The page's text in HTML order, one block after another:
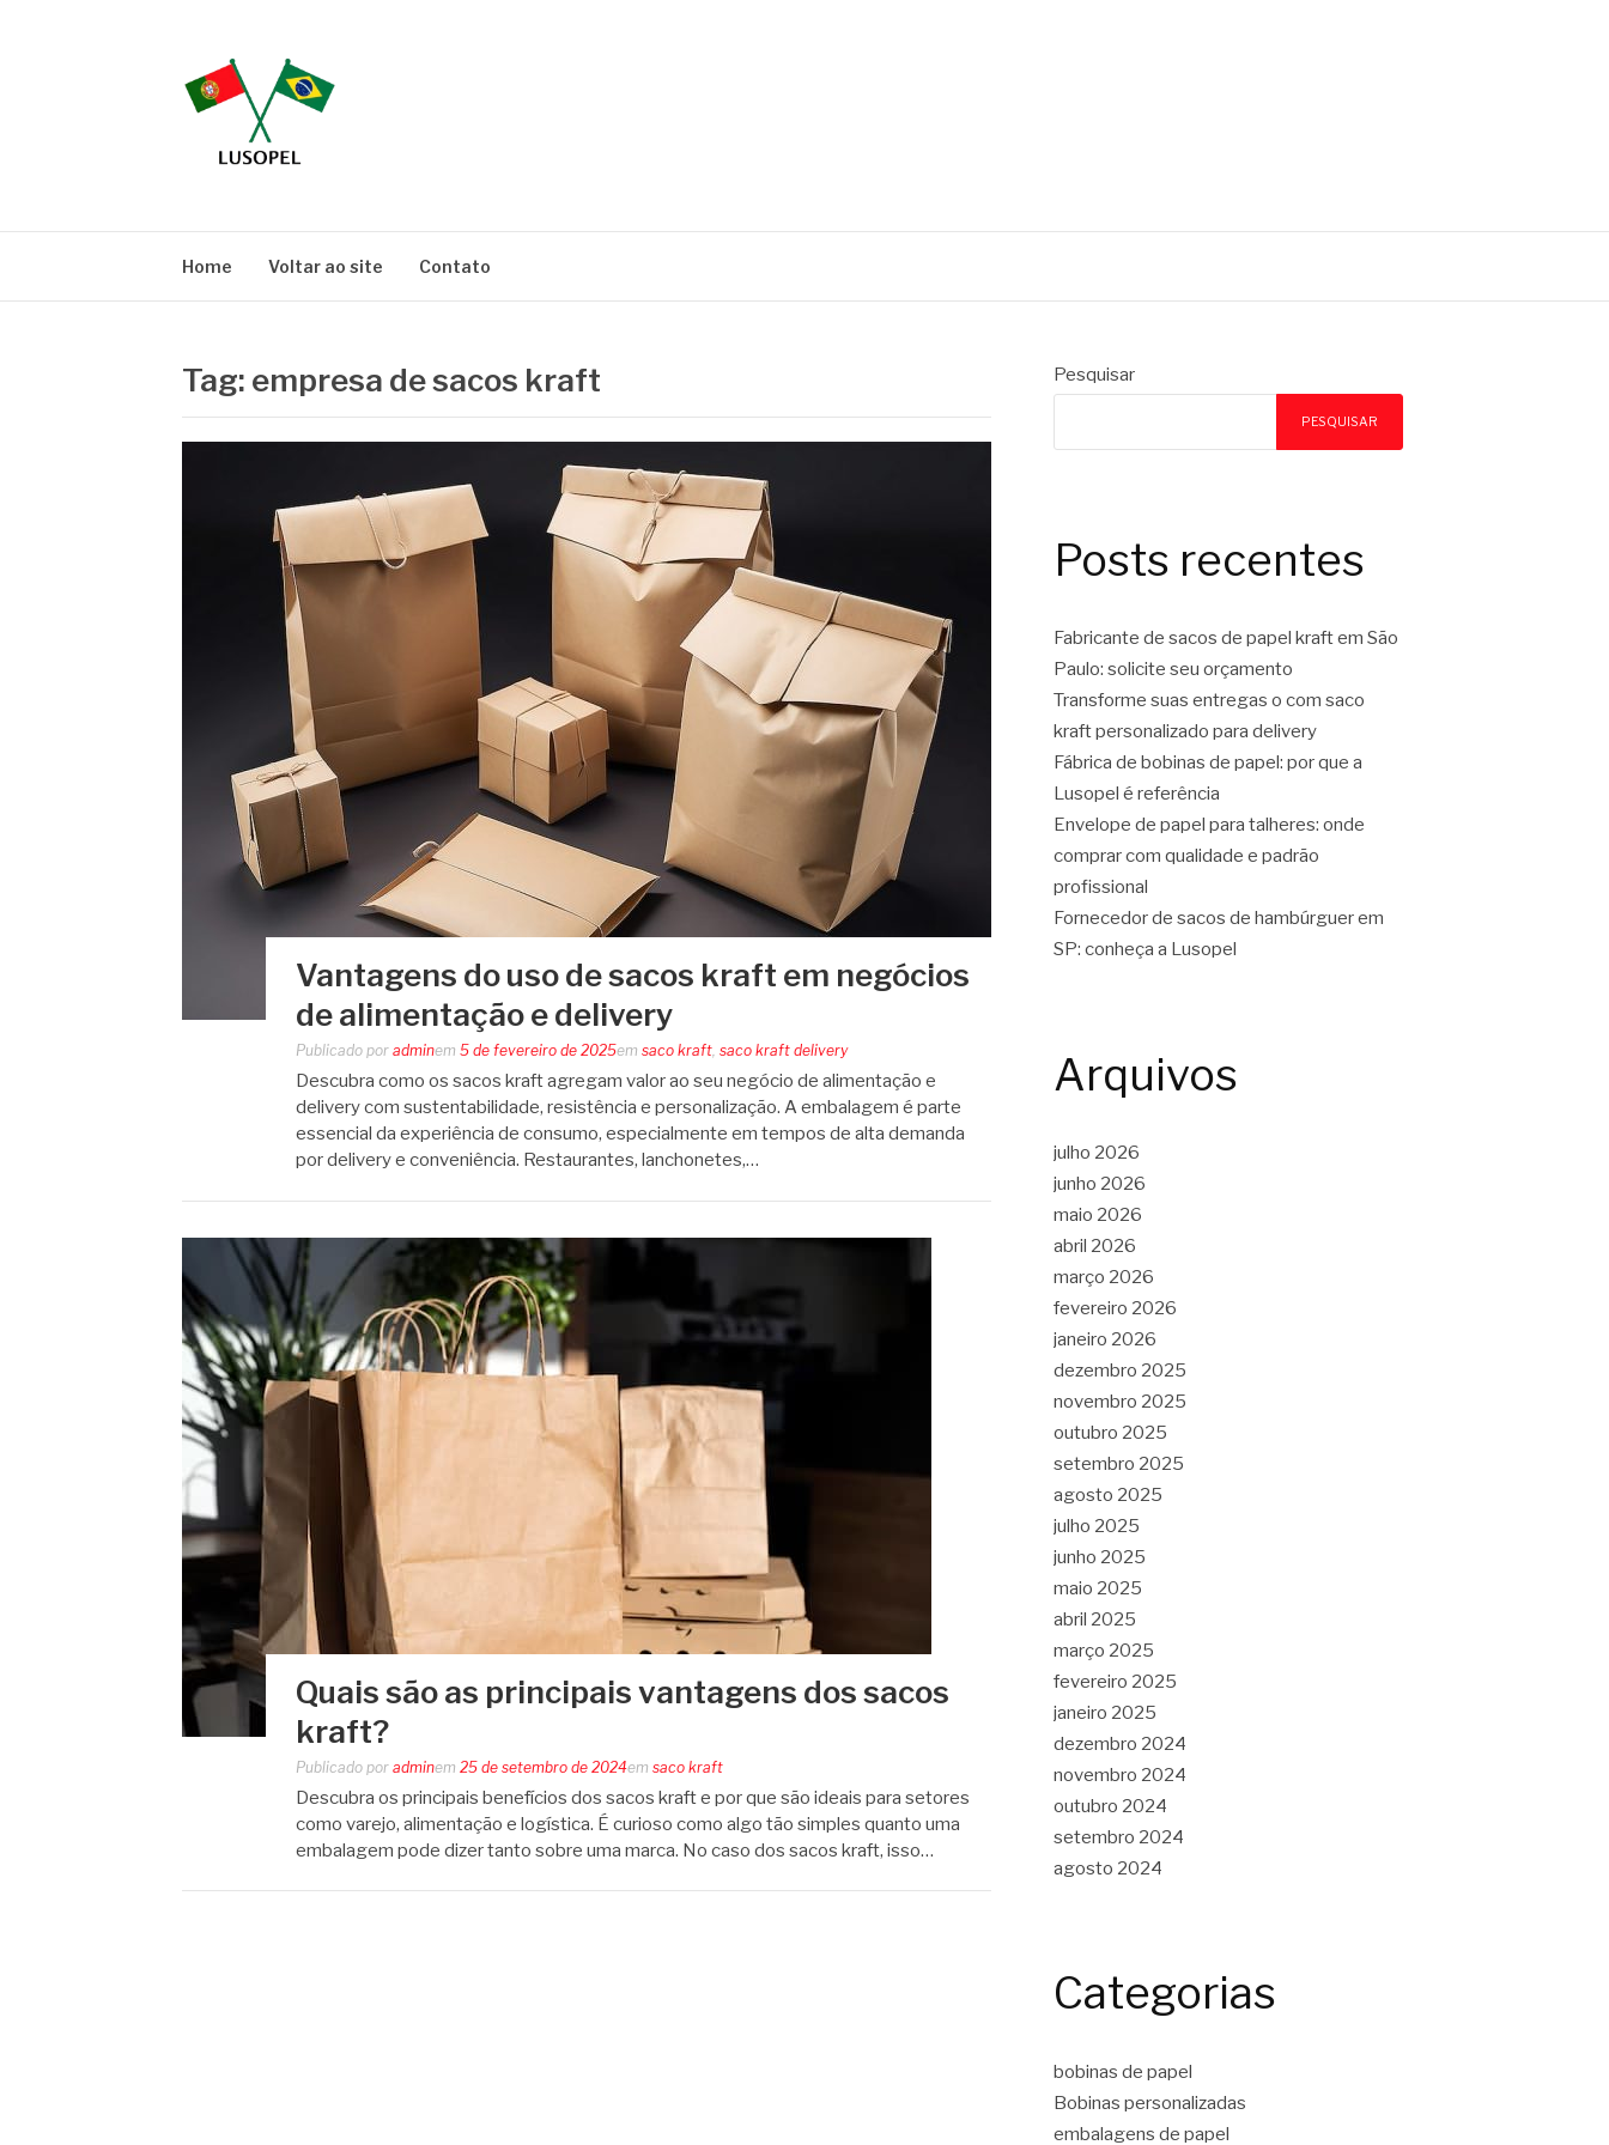
Home Voltar ao site Contato
Tag: empresa de sacos kraft
Vantagens do uso de sacos kraft em negócios
de alimentação e delivery
Publicado por adminem 5 de fevereiro de 2025em saco kraft, saco kraft delivery
Descubra como os sacos kraft agregam valor ao seu negócio de alimentação e
delivery com sustentabilidade, resistência e personalização. A embalagem é parte
essencial da experiência de consumo, especialmente em tempos de alta demanda
por delivery e conveniência. Restaurantes, lanchonetes,…
Quais são as principais vantagens dos sacos
kraft?
Publicado por adminem 25 de setembro de 2024em saco kraft
Descubra os principais benefícios dos sacos kraft e por que são ideais para setores
como varejo, alimentação e logística. É curioso como algo tão simples quanto uma
embalagem pode dizer tanto sobre uma marca. No caso dos sacos kraft, isso…
Pesquisar
PESQUISAR
Posts recentes
Fabricante de sacos de papel kraft em São
Paulo: solicite seu orçamento
Transforme suas entregas o com saco
kraft personalizado para delivery
Fábrica de bobinas de papel: por que a
Lusopel é referência
Envelope de papel para talheres: onde
comprar com qualidade e padrão
profissional
Fornecedor de sacos de hambúrguer em
SP: conheça a Lusopel
Arquivos
julho 2026
junho 2026
maio 2026
abril 2026
março 2026
fevereiro 2026
janeiro 2026
dezembro 2025
novembro 2025
outubro 2025
setembro 2025
agosto 2025
julho 2025
junho 2025
maio 2025
abril 2025
março 2025
fevereiro 2025
janeiro 2025
dezembro 2024
novembro 2024
outubro 2024
setembro 2024
agosto 2024
Categorias
bobinas de papel
Bobinas personalizadas
embalagens de papel